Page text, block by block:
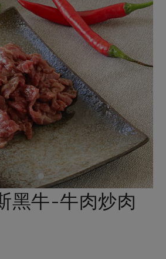
乳製品
米麵雜糧
水產
烘焙
沖泡飲品
束
週
案
一籃菜真心話
合作聯合國
生活提案
親子食育
惜食
支持本土農糧
能源議題
減塑減廢
黑牛-牛肉炒肉